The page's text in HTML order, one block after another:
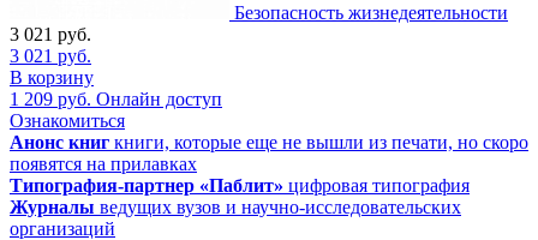
Безопасность жизнедеятельности
3 021 руб.
3 021 руб.
В корзину
1 209 руб. Онлайн доступ
Ознакомиться
Анонс книг книги, которые еще не вышли из печати, но скоро
появятся на прилавках
Типография-партнер «Паблит» цифровая типография
Журналы ведущих вузов и научно-исследовательских
организаций